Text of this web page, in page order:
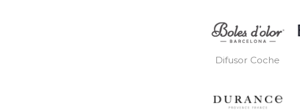
Difusor Coche